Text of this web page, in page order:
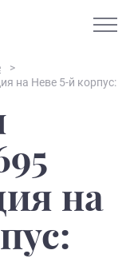
в
каталог
>
на Неве 5-й корпус:
на